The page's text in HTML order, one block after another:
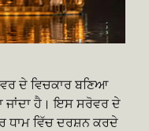
ਦੇ ਵਿਚਕਾਰ ਬਣਿਆ
ਜਾਂਦਾ ਹੈ। ਇਸ ਸਰੋਵਰ ਦੇ
ਧਾਮ ਵਿੱਚ ਦਰਸ਼ਨ ਕਰਦੇ